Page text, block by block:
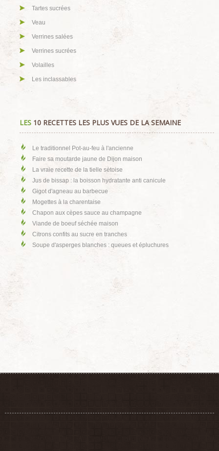
Tartes sucrées
Veau
Verrines salées
Verrines sucrées
Volailles
Les inclassables
LES 10 RECETTES LES PLUS VUES DE LA SEMAINE
Le traditionnel Pot-au-feu à l'ancienne
Faire sa moutarde jaune de Dijon maison
La vraie recette de la tielle sètoise
Jus de bissap : la boisson hydratante anti canicule
Gigot d'agneau au barbecue
Mogettes à la charentaise
Chapon aux cèpes sauce au champagne
Viande de boeuf séchée maison
Citrons confits au sucre en tranches
Soupe d'asperges blanches : queues et épluchures